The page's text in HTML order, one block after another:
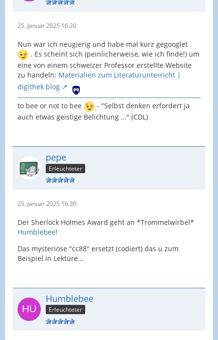
25. Januar 2025 16:20
Nun war ich neugierig und habe mal kurz gegooglet
. Es scheint sich (peinlicherweise, wie ich finde!) um
eine von einem schweizer Professor erstellte Website
zu handeln: Materialien zum Literaturunterricht |
digithek blog
to bee or not to bee
- "Selbst denken erfordert ja
auch etwas geistige Belichtung ..." (CDL)
pepe
Erleuchteter
25. Januar 2025 16:30
Der Sherlock Holmes Award geht an *Trommelwirbel*
Humblebee!
Das mysteriöse "cc88" ersetzt (codiert) das ü zum
Beispiel in Lektüre...
Humblebee
Erleuchteter